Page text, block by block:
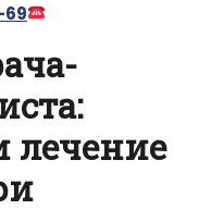
лечение